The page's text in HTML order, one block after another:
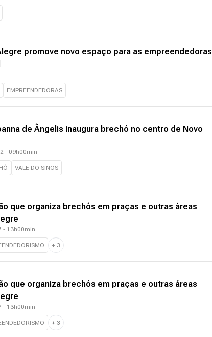
promove novo espaço para as empreendedoras
EMPREENDEDORAS
de Ângelis inaugura brechó no centro de Novo
- 09h00min
VALE DO SINOS
que organiza brechós em praças e outras áreas
- 13h00min
+ 3
que organiza brechós em praças e outras áreas
- 13h00min
+ 3